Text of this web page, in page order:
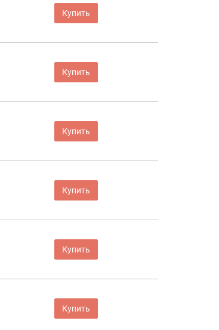
Купить
Купить
Купить
Купить
Купить
Купить